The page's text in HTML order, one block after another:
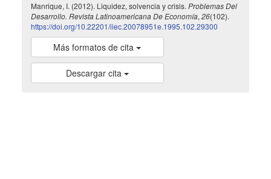
Manrique, I. (2012). Liquidez, solvencia y crisis. Problemas Del
Desarrollo. Revista Latinoamericana De Economía, 26(102).
https://doi.org/10.22201/iiec.20078951e.1995.102.29300
Más formatos de cita
Descargar cita